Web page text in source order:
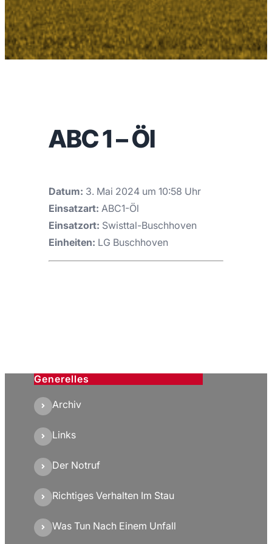
ABC 1 – Öl
Datum: 3. Mai 2024 um 10:58 Uhr
Einsatzart: ABC1-Öl
Einsatzort: Swisttal-Buschhoven
Einheiten: LG Buschhoven
Generelles
Archiv
Links
Der Notruf
Richtiges Verhalten Im Stau
Was Tun Nach Einem Unfall